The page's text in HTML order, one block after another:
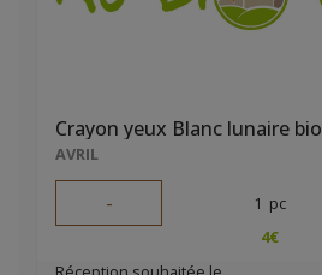
Crayon yeux Blanc lunaire bio
AVRIL
- 1 pc
4€